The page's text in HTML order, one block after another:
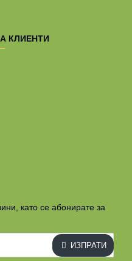
КЛИЕНТИ
като се абонирате за
ИЗПРАТИ